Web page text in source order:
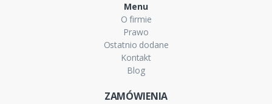
Menu
O firmie
Prawo
Ostatnio dodane
Kontakt
Blog
ZAMÓWIENIA